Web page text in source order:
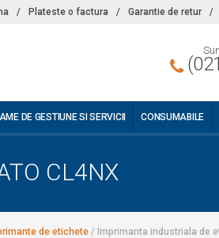
/ Plateste o factura / Garantie de retur /
DE GESTIUNE SI SERVICII CONSUMABILE
CL4NX
de etichete / Imprimanta industriala de